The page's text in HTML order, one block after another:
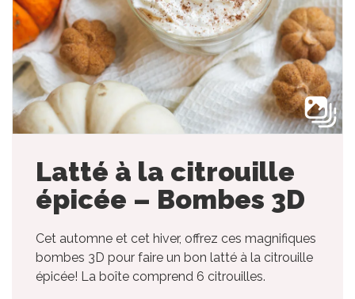
Latté à la citrouille
épicée – Bombes 3D
Cet automne et cet hiver, offrez ces magnifiques
bombes 3D pour faire un bon latté à la citrouille
épicée! La boîte comprend 6 citrouilles.